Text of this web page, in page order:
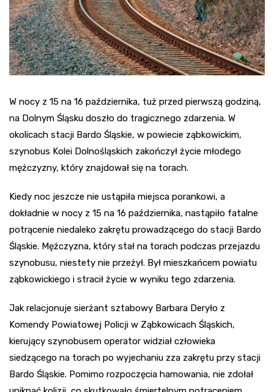
W nocy z 15 na 16 października, tuż przed pierwszą godziną,
na Dolnym Śląsku doszło do tragicznego zdarzenia. W
okolicach stacji Bardo Śląskie, w powiecie ząbkowickim,
szynobus Kolei Dolnośląskich zakończył życie młodego
mężczyzny, który znajdował się na torach.
Kiedy noc jeszcze nie ustąpiła miejsca porankowi, a
dokładnie w nocy z 15 na 16 października, nastąpiło fatalne
potrącenie niedaleko zakrętu prowadzącego do stacji Bardo
Śląskie. Mężczyzna, który stał na torach podczas przejazdu
szynobusu, niestety nie przeżył. Był mieszkańcem powiatu
ząbkowickiego i stracił życie w wyniku tego zdarzenia.
Jak relacjonuje sierżant sztabowy Barbara Deryło z
Komendy Powiatowej Policji w Ząbkowicach Śląskich,
kierujący szynobusem operator widział człowieka
siedzącego na torach po wyjechaniu zza zakrętu przy stacji
Bardo Śląskie. Pomimo rozpoczęcia hamowania, nie zdołał